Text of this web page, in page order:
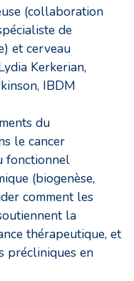
(collaboration
de
et cerveau
Kerkerian,
IBDM
du
le cancer
fonctionnel
(biogenèse,
comment les
la
thérapeutique, et
précliniques en